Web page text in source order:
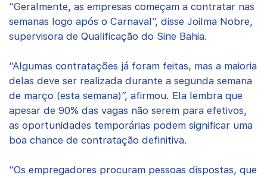
“Geralmente, as empresas começam a contratar nas
semanas logo após o Carnaval”, disse Joilma Nobre,
supervisora de Qualificação do Sine Bahia.
“Algumas contratações já foram feitas, mas a maioria
delas deve ser realizada durante a segunda semana
de março (esta semana)”, afirmou. Ela lembra que
apesar de 90% das vagas não serem para efetivos,
as oportunidades temporárias podem significar uma
boa chance de contratação definitiva.
“Os empregadores procuram pessoas dispostas, que